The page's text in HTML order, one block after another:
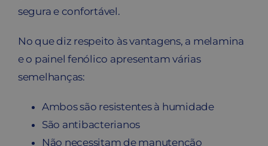
segura e confortável.
No que diz respeito às vantagens, a melamina
e o painel fenólico apresentam várias
semelhanças:
Ambos são resistentes à humidade
São antibacterianos
Não necessitam de manutenção